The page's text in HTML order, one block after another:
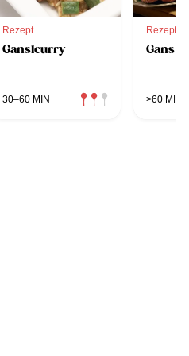
Rezept
Ganslcurry
30–60 MIN
Rezept
Gans
>60 MIN